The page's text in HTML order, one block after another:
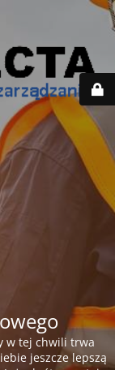
w tej chwili trwa
jeszcze lepszą